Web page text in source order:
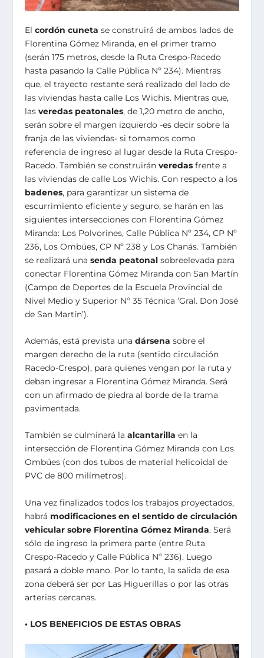
Elcordón cuneta se construirá de ambos lados de
Florentina Gómez Miranda, en el primer tramo
(serán 175 metros, desde la Ruta Crespo-Racedo
hasta pasando la Calle Pública Nº 234). Mientras
que, el trayecto restante será realizado del lado de
las viviendas hasta calle Los Wichis. Mientras que,
lasveredas peatonales, de 1,20 metro de ancho,
serán sobre el margen izquierdo -es decir sobre la
franja de las viviendas- si tomamos como
referencia de ingreso al lugar desde la Ruta Crespo-
Racedo. También se construiránveredas frente a
las viviendas de calle Los Wichis. Con respecto a los
badenes, para garantizar un sistema de
escurrimiento eficiente y seguro, se harán en las
siguientes intersecciones con Florentina Gómez
Miranda: Los Polvorines, Calle Pública Nº 234, CP Nº
236, Los Ombúes, CP Nº 238 y Los Chanás. También
se realizará unasenda peatonal sobreelevada para
conectar Florentina Gómez Miranda con San Martín
(Campo de Deportes de la Escuela Provincial de
Nivel Medio y Superior Nº 35 Técnica ‘Gral. Don José
de San Martín’).
Además, está prevista unadársena sobre el
margen derecho de la ruta (sentido circulación
Racedo-Crespo), para quienes vengan por la ruta y
deban ingresar a Florentina Gómez Miranda. Será
con un afirmado de piedra al borde de la trama
pavimentada.
También se culminará laalcantarilla en la
intersección de Florentina Gómez Miranda con Los
Ombúes (con dos tubos de material helicoidal de
PVC de 800 milímetros).
Una vez finalizados todos los trabajos proyectados,
habrá modificaciones en el sentido de circulación
vehicular sobre Florentina Gómez Miranda. Será
sólo de ingreso la primera parte (entre Ruta
Crespo-Racedo y Calle Pública Nº 236). Luego
pasará a doble mano. Por lo tanto, la salida de esa
zona deberá ser por Las Higuerillas o por las otras
arterias cercanas.
• LOS BENEFICIOS DE ESTAS OBRAS